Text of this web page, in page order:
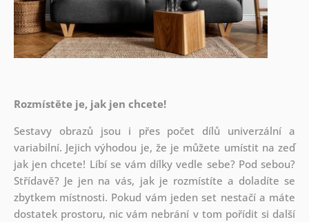
Rozmístěte je, jak jen chcete!
Sestavy obrazů jsou i přes počet dílů univerzální a
variabilní. Jejich výhodou je, že je můžete umístit na zeď
jak jen chcete! Líbí se vám dílky vedle sebe? Pod sebou?
Střídavě? Je jen na vás, jak je rozmístíte a doladíte se
zbytkem místnosti. Pokud vám jeden set nestačí a máte
dostatek prostoru, nic vám nebrání v tom pořídit si další